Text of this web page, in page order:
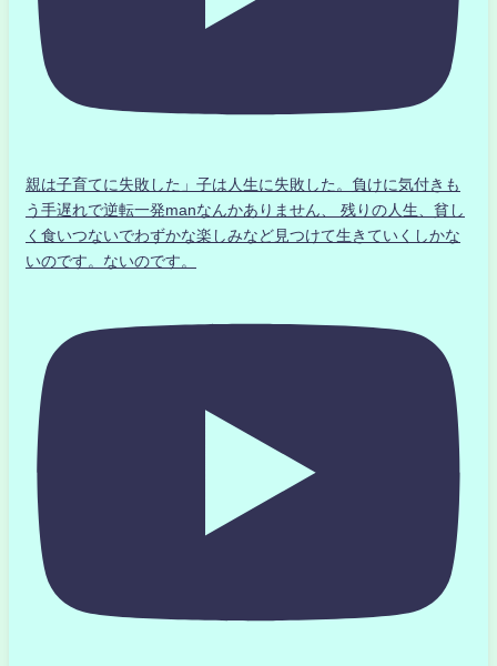
親は子育てに失敗した」子は人生に失敗した。負けに気付きも
う手遅れで逆転一発manなんかありません、 残りの人生、貧し
く食いつないでわずかな楽しみなど見つけて生きていくしかな
いのです。ないのです。